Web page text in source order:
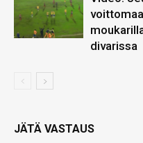
divarissa
JÄTÄ VASTAUS